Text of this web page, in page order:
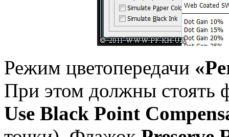
Режим цветопередачи
При этом должны стоять
Use Black Point